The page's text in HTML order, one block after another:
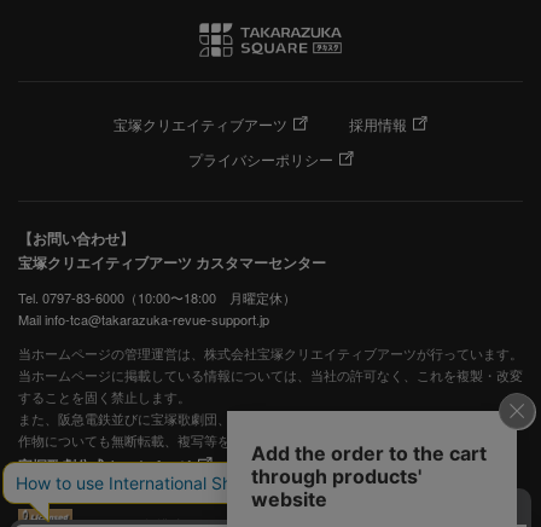
宝塚クリエイティブアーツ
採用情報
プライバシーポリシー
【お問い合わせ】
宝塚クリエイティブアーツ カスタマーセンター
Tel. 0797-83-6000（10:00〜18:00 月曜定休）
Mail info-tca@takarazuka-revue-support.jp
当ホームページの管理運営は、株式会社宝塚クリエイティブアーツが行っています。
当ホームページに掲載している情報については、当社の許可なく、これを複製・改変
することを固く禁止します。
また、阪急電鉄並びに宝塚歌劇団、宝塚クリエイティブアーツの出版物ほか写真等著
作物についても無断転載、複写等を禁じます。
宝塚歌劇公式ホームページ